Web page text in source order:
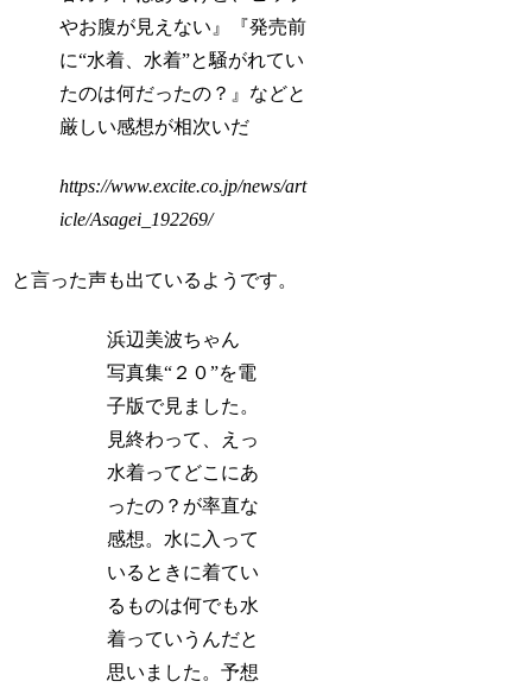
やお腹が見えない』『発売前
に“水着、水着”と騒がれてい
たのは何だったの？』などと
厳しい感想が相次いだ
https://www.excite.co.jp/news/art
icle/Asagei_192269/
と言った声も出ているようです。
浜辺美波ちゃん
写真集“２０”を電
子版で見ました。
見終わって、えっ
水着ってどこにあ
ったの？が率直な
感想。水に入って
いるときに着てい
るものは何でも水
着っていうんだと
思いました。予想